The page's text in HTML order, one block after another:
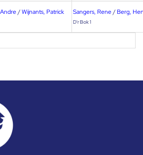
/Wijnants, Patrick Sangers, Rene/ Berg,
D'r Bok 1